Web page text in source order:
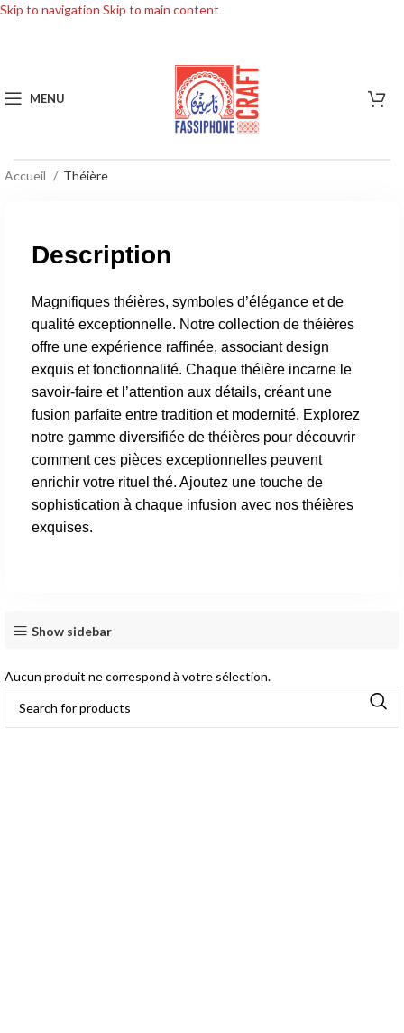
Skip to navigation Skip to main content
MENU
Accueil Théière
Description
Magnifiques théières, symboles d’élégance et de
qualité exceptionnelle. Notre collection de théières
offre une expérience raffinée, associant design
exquis et fonctionnalité. Chaque théière incarne le
savoir-faire et l’attention aux détails, créant une
fusion parfaite entre tradition et modernité. Explorez
notre gamme diversifiée de théières pour découvrir
comment ces pièces exceptionnelles peuvent
enrichir votre rituel thé. Ajoutez une touche de
sophistication à chaque infusion avec nos théières
exquises.
Show sidebar
Aucun produit ne correspond à votre sélection.